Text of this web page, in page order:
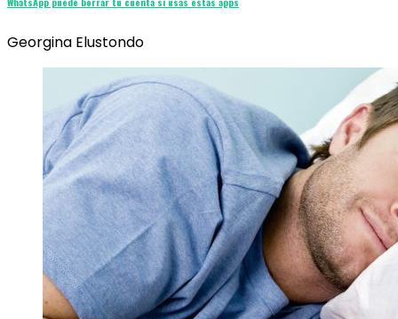
Georgina Elustondo